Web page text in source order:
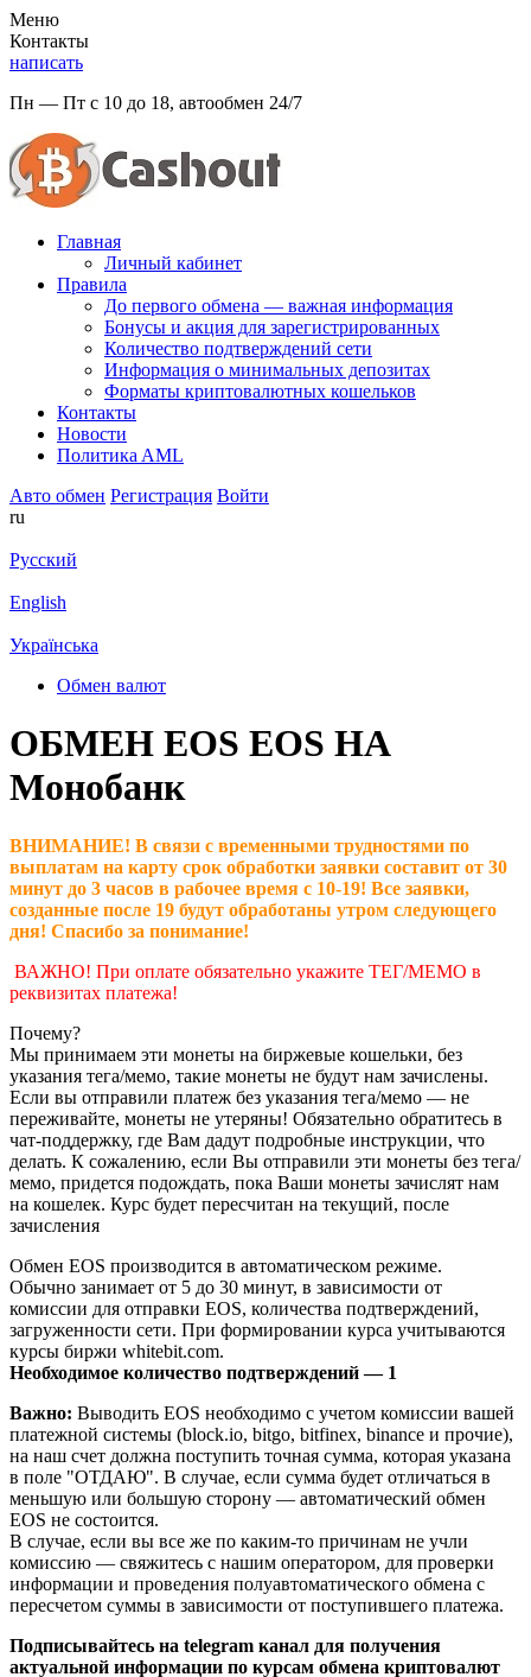
Меню
Контакты
написать
Пн — Пт с 10 до 18, автообмен 24/7
Главная
Личный кабинет
Правила
До первого обмена — важная информация
Бонусы и акция для зарегистрированных
Количество подтверждений сети
Информация о минимальных депозитах
Форматы криптовалютных кошельков
Контакты
Новости
Политикa AML
Авто обмен Регистрация Войти
ru
Русский
English
Українська
Обмен валют
ОБМЕН EOS EOS НА
Монобанк
ВНИМАНИЕ! В связи с временными трудностями по
выплатам на карту срок обработки заявки составит от 30
минут до 3 часов в рабочее время с 10-19! Все заявки,
созданные после 19 будут обработаны утром следующего
дня! Спасибо за понимание!
ВАЖНО! При оплате обязательно укажите ТЕГ/МЕМО в
реквизитах платежа!
Почему?
Мы принимаем эти монеты на биржевые кошельки, без
указания тега/мемо, такие монеты не будут нам зачислены.
Если вы отправили платеж без указания тега/мемо — не
переживайте, монеты не утеряны! Обязательно обратитесь в
чат-поддержку, где Вам дадут подробные инструкции, что
делать. К сожалению, если Вы отправили эти монеты без тега/
мемо, придется подождать, пока Ваши монеты зачислят нам
на кошелек. Курс будет пересчитан на текущий, после
зачисления
Обмен EOS производится в автоматическом режиме.
Обычно занимает от 5 до 30 минут, в зависимости от
комиссии для отправки EOS, количества подтверждений,
загруженности сети. При формировании курса учитываются
курсы биржи whitebit.com.
Необходимое количество подтверждений — 1
Важно: Выводить EOS необходимо с учетом комиссии вашей
платежной системы (block.io, bitgo, bitfinex, binance и прочие),
на наш счет должна поступить точная сумма, которая указана
в поле "ОТДАЮ". В случае, если сумма будет отличаться в
меньшую или большую сторону — автоматический обмен
EOS не состоится.
В случае, если вы все же по каким-то причинам не учли
комиссию — свяжитесь с нашим оператором, для проверки
информации и проведения полуавтоматического обмена с
пересчетом суммы в зависимости от поступившего платежа.
Подписывайтесь на telegram канал для получения
актуальной информации по курсам обмена криптовалют